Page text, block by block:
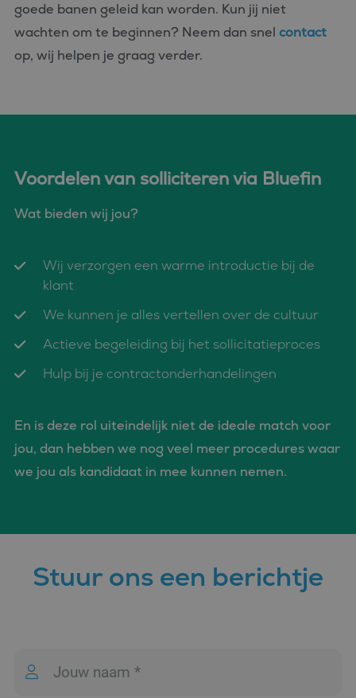
goede banen geleid kan worden. Kun jij niet
wachten om te beginnen? Neem dan snel contact
op, wij helpen je graag verder.
Voordelen van solliciteren via Bluefin
Wat bieden wij jou?
Wij verzorgen een warme introductie bij de
klant
We kunnen je alles vertellen over de cultuur
Actieve begeleiding bij het sollicitatieproces
Hulp bij je contractonderhandelingen
En is deze rol uiteindelijk niet de ideale match voor
jou, dan hebben we nog veel meer procedures waar
we jou als kandidaat in mee kunnen nemen.
Stuur ons een berichtje